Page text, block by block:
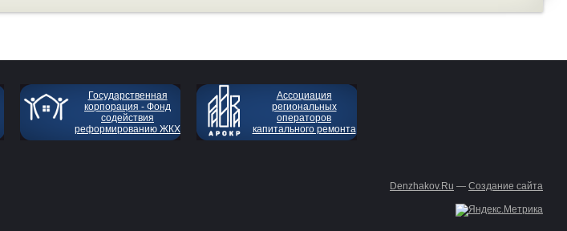
Государственная
корпорация - Фонд
содействия
реформированию ЖКХ
Ассоциация
региональных
операторов
капитального ремонта
Denzhakov.Ru — Создание сайта